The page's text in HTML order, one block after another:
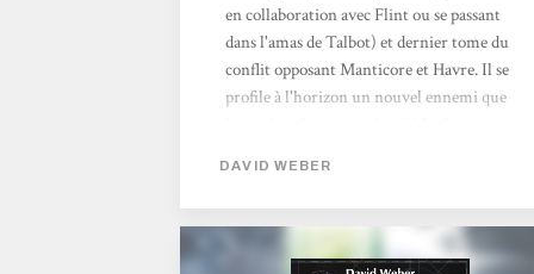
en collaboration avec Flint ou se passant
dans l'amas de Talbot) et dernier tome du
conflit opposant Manticore et Havre. Il se
profile à l'horizon un nouvel ennemi que
événements qui se sont déroulés dans La
couronne des esclaves et Torche de la Liberté
et procède d'une nette intrication avec eux.
DAVID WEBER